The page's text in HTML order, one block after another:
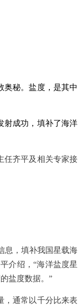
奥秘。盐度，是其中
射成功，填补了海洋
任齐平及相关专家接
息，填补我国星载海
介绍，“海洋盐度星
盐度数据。”
，通常以千分比来表